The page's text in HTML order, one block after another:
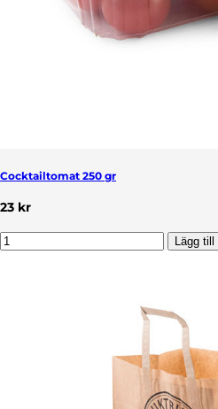
Cocktailtomat 250 gr
23 kr
Lägg till